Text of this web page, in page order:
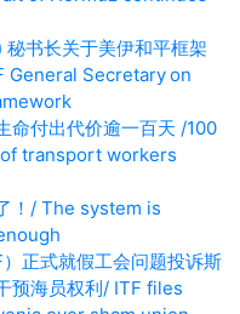
书长关于美伊和平框架
General Secretary on
命付出代价逾一百天 /100
transport workers
！/ The system is
正式就假工会问题投诉斯
预海员权利/ ITF files